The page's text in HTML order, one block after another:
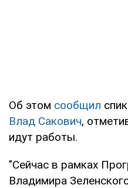
Об этом сообщил
Влад Сакович,
идут работы.
"Сейчас в рамках
Владимира